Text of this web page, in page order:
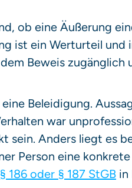
ob eine Äußerung
ist ein Werturteil und
Beweis zugänglich
Beleidigung.
war
sein. Anders liegt es
Person eine konkrete
§ 186 oder § 187 StGB in